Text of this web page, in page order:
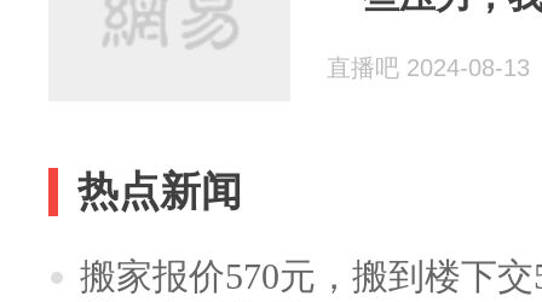
直播吧 2024-08-13
热点新闻
搬家报价570元，搬到楼下